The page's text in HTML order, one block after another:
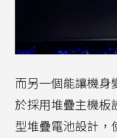
而另一個能讓機身
於採用堆疊主機板
型堆疊電池設計，